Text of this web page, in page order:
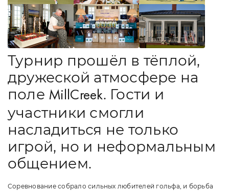
Турнир прошёл в тёплой,
дружеской атмосфере на
поле MillCreek. Гости и
участники смогли
насладиться не только
игрой, но и неформальным
общением.
Соревнование собрало сильных любителей гольфа, и борьба